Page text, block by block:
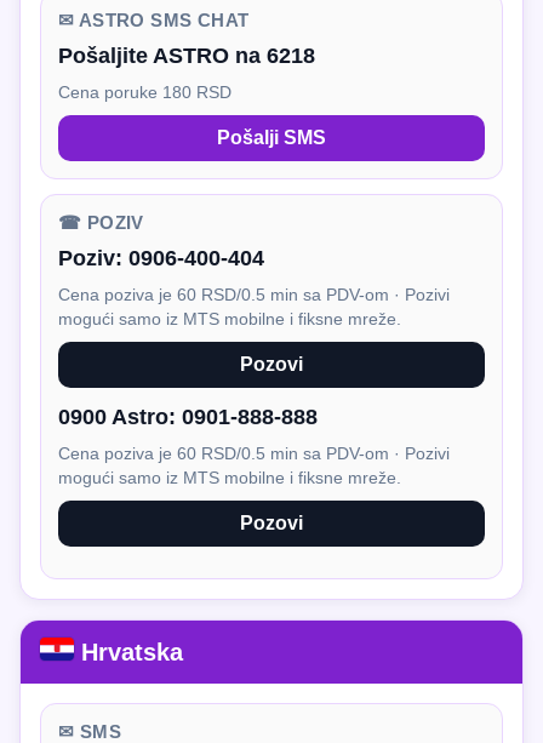
✉ ASTRO SMS CHAT
Pošaljite ASTRO na 6218
Cena poruke 180 RSD
Pošalji SMS
☎ POZIV
Poziv: 0906-400-404
Cena poziva je 60 RSD/0.5 min sa PDV-om · Pozivi
mogući samo iz MTS mobilne i fiksne mreže.
Pozovi
0900 Astro: 0901-888-888
Cena poziva je 60 RSD/0.5 min sa PDV-om · Pozivi
mogući samo iz MTS mobilne i fiksne mreže.
Pozovi
Hrvatska
✉ SMS